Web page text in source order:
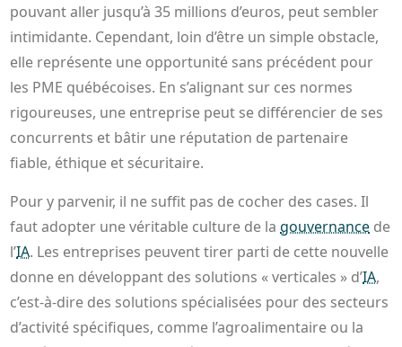
pouvant aller jusqu’à 35 millions d’euros, peut sembler
intimidante. Cependant, loin d’être un simple obstacle,
elle représente une opportunité sans précédent pour
les PME québécoises. En s’alignant sur ces normes
rigoureuses, une entreprise peut se différencier de ses
concurrents et bâtir une réputation de partenaire
fiable, éthique et sécuritaire.
Pour y parvenir, il ne suffit pas de cocher des cases. Il
faut adopter une véritable culture de lagouvernance de
l’IA. Les entreprises peuvent tirer parti de cette nouvelle
donne en développant des solutions « verticales » d’IA,
c’est-à-dire des solutions spécialisées pour des secteurs
d’activité spécifiques, comme l’agroalimentaire ou la